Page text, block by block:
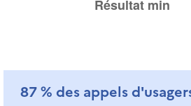
87 % des appels